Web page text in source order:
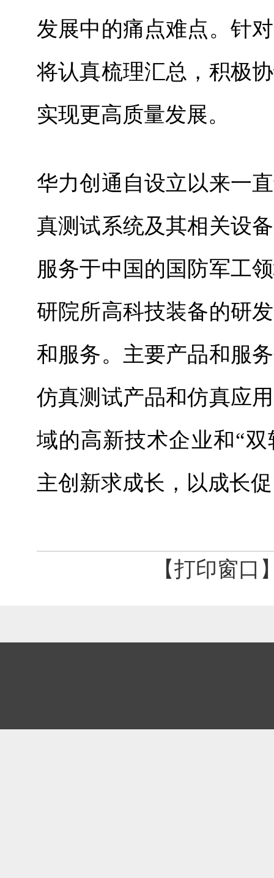
发展中的痛点难点。针
将认真梳理汇总，积极
实现更高质量发展。
华力创通自设立以来一
真测试系统及其相关设
服务于中国的国防军工
研院所高科技装备的研
和服务。主要产品和服
仿真测试产品和仿真应
域的高新技术企业和“
主创新求成长，以成长
【打印窗口